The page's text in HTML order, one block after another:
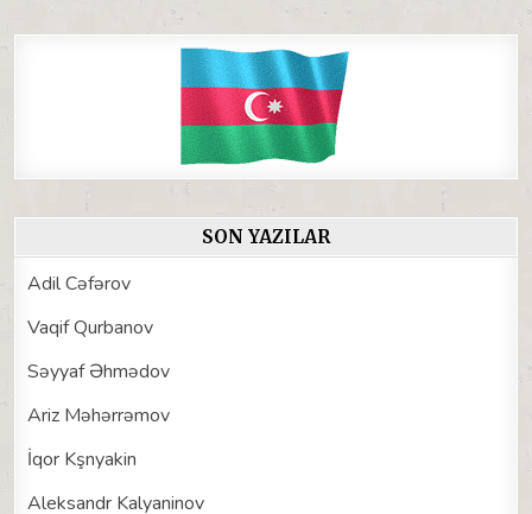
SON YAZILAR
Adil Cəfərov
Vaqif Qurbanov
Səyyaf Əhmədov
Ariz Məhərrəmov
İqor Kşnyakin
Aleksandr Kalyaninov